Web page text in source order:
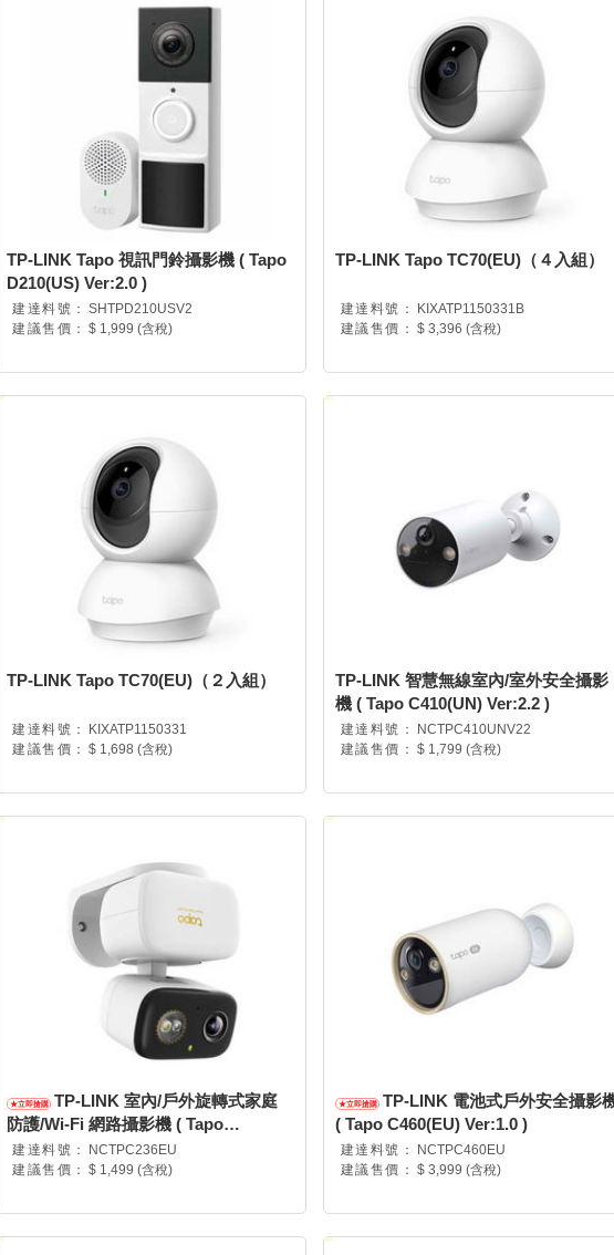
TP-LINK Tapo 視訊門鈴攝影機 ( Tapo
D210(US) Ver:2.0 )
建達料號： SHTPD210USV2
建議售價： $ 1,999 (含稅)
TP-LINK Tapo TC70(EU)（４入組）
建達料號：
KIXATP1150331B
建議售價： $ 3,396 (含稅)
TP-LINK Tapo TC70(EU)（２入組）
建達料號：
KIXATP1150331
建議售價： $ 1,698 (含稅)
TP-LINK 智慧無線室內/室外安全攝影
機 ( Tapo C410(UN) Ver:2.2 )
建達料號：
NCTPC410UNV22
建議售價： $ 1,799 (含稅)
TP-LINK 室內/戶外旋轉式家庭
防護/Wi-Fi 網路攝影機 ( Tapo
C236(EU) Ver:1.0 )
建達料號：
NCTPC236EU
建議售價： $ 1,499 (含稅)
TP-LINK 電池式戶外安全攝影
( Tapo C460(EU) Ver:1.0 )
建達料號：
NCTPC460EU
建議售價： $ 3,999 (含稅)